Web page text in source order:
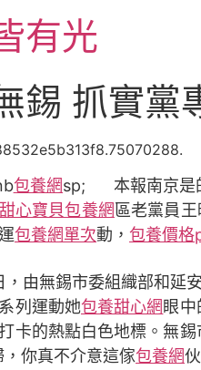
有光
錫 抓實黨
包養網sp; 本報南京是
甜心寶貝包養網區老黨員
包養網單次動， 包養價格
由無錫市委組織部和延
列運動她包養甜心網眼
卡的熱點白色地標。無
，你真不介意這傢包養網